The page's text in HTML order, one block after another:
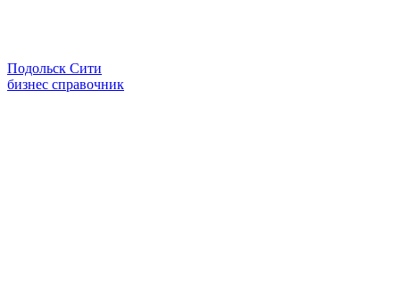
Подольск Сити
бизнес справочник